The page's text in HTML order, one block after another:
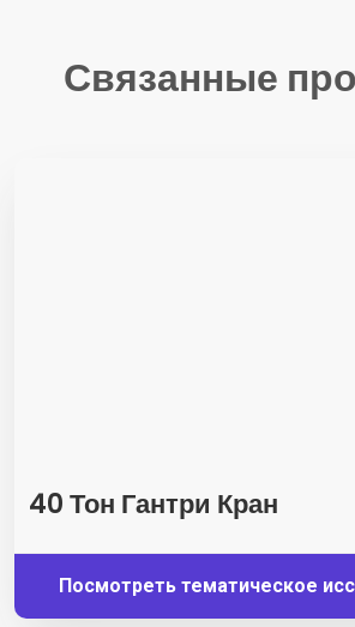
Связанные
40 Тон Гантри Кран
Посмотреть тематическое